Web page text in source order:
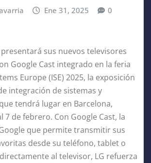
Ene 31, 2025 0
sus nuevos televisores
Google Cast integrado en la feria
Europe (ISE) 2025, la exposición
integración de sistemas y
tendrá lugar en Barcelona,
7 de febrero. Con Google Cast, la
que permite transmitir sus
desde su teléfono, tablet o
al televisor, LG refuerza